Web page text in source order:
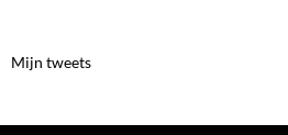
Mijn tweets